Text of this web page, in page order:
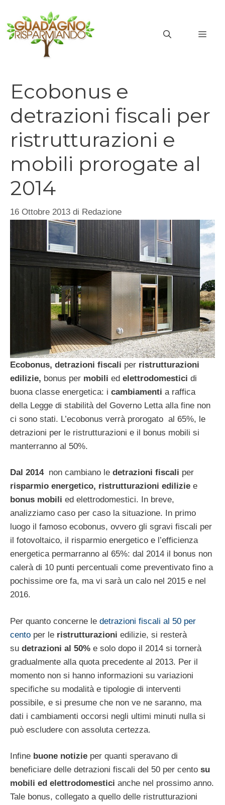
contenuto
Ecobonus e
detrazioni fiscali per
ristrutturazioni e
mobili prorogate al
2014
16 Ottobre 2013 di Redazione
Ecobonus, detrazioni fiscali per ristrutturazioni
edilizie, bonus per mobili ed elettrodomestici di
buona classe energetica: i cambiamenti a raffica
della Legge di stabilità del Governo Letta alla fine non
ci sono stati. L’ecobonus verrà prorogato al 65%, le
detrazioni per le ristrutturazioni e il bonus mobili si
manterranno al 50%.
Dal 2014non cambiano le detrazioni fiscali per
risparmio energetico, ristrutturazioni edilizie e
bonus mobili ed elettrodomestici. In breve,
analizziamo caso per caso la situazione. In primo
luogo il famoso ecobonus, ovvero gli sgravi fiscali per
il fotovoltaico, il risparmio energetico e l’efficienza
energetica permarranno al 65%: dal 2014 il bonus non
calerà di 10 punti percentuali come preventivato fino a
pochissime ore fa, ma vi sarà un calo nel 2015 e nel
2016.
Per quanto concerne le detrazioni fiscali al 50 per
cento per le ristrutturazioni edilizie, si resterà
su detrazioni al 50% e solo dopo il 2014 si tornerà
gradualmente alla quota precedente al 2013. Per il
momento non si hanno informazioni su variazioni
specifiche su modalità e tipologie di interventi
possibile, e si presume che non ve ne saranno, ma
dati i cambiamenti occorsi negli ultimi minuti nulla si
può escludere con assoluta certezza.
Infine buone notizie per quanti speravano di
beneficiare delle detrazioni fiscali del 50 per cento su
mobili ed elettrodomestici anche nel prossimo anno.
Tale bonus, collegato a quello delle ristrutturazioni